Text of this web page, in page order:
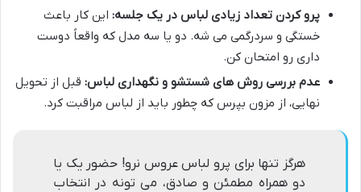
پرو کردن تعداد زیادی لباس در یک جلسه: این کار باعث
خستگی و سردرگمی می شه. دو یا سه مدل که واقعاً دوست
داری رو امتحان کن.
عدم بررسی روش های شستشو و نگهداری لباس: قبل از تحویل
نهایی، از مزون بپرس که چطور باید از لباس مراقبت کرد.
هرگز تنها برای پرو لباس عروس نرو! حضور یک یا
دو همراه مطمئن و صادق، می تونه در انتخاب